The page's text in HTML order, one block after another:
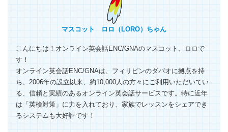
マスコット ロロ（LORO）ちゃん
こんにちは！オンライン英会話ENC/GNAのマスコット、ロロで
す！
オンライン英会話ENC/GNAは、フィリピンのダバオに拠点を持
ち、2006年の設立以来、約10,000人の方々にご利用いただいてい
る、信頼と実績のあるオンライン英会話サービスです。特に近年
は「英検対策」に力を入れており、家族でレッスンをシェアでき
るシステムも大好評です！